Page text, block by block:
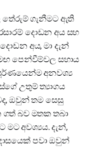
තේරුම් ගැනීමට ඇති
දොඩන අය සහ
අය, මා දැන්
පෙන්වීම්වල සහාය
අනවශ්‍ය
උතුම් ත්‍යාගය
ඔවුන් තම සෙසු
බව මතක තබා
අවශ්‍යය. දැන්,
පවා ඔවුන්